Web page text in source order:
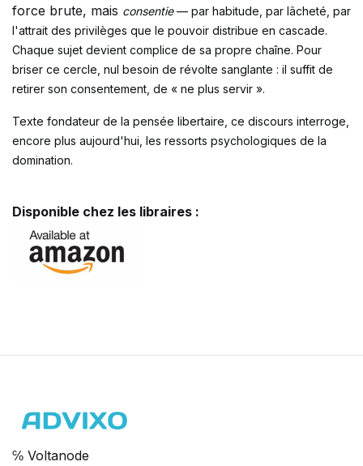
force brute, mais consentie— par habitude, par lâcheté, par
l'attrait des privilèges que le pouvoir distribue en cascade.
Chaque sujet devient complice de sa propre chaîne. Pour
briser ce cercle, nul besoin de révolte sanglante : il suffit de
retirer son consentement, de « ne plus servir ».
Texte fondateur de la pensée libertaire, ce discours interroge,
encore plus aujourd'hui, les ressorts psychologiques de la
domination.
Disponible chez les libraires :
℅ Voltanode